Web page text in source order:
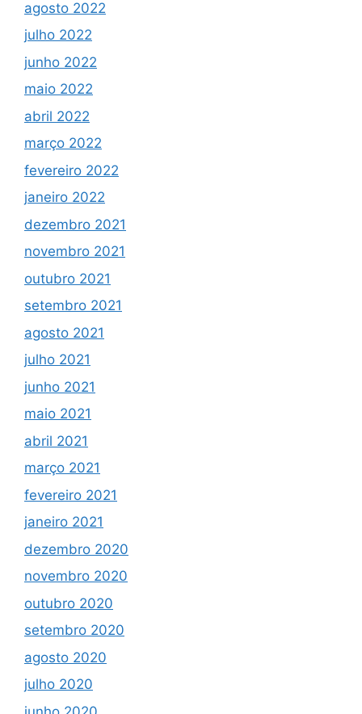
agosto 2022
julho 2022
junho 2022
maio 2022
abril 2022
março 2022
fevereiro 2022
janeiro 2022
dezembro 2021
novembro 2021
outubro 2021
setembro 2021
agosto 2021
julho 2021
junho 2021
maio 2021
abril 2021
março 2021
fevereiro 2021
janeiro 2021
dezembro 2020
novembro 2020
outubro 2020
setembro 2020
agosto 2020
julho 2020